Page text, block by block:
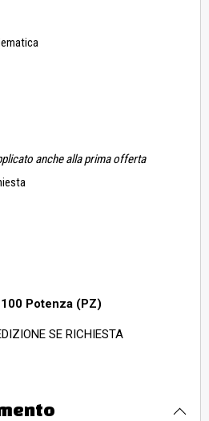
anche alla prima offerta
Potenza (PZ)
SE RICHIESTA